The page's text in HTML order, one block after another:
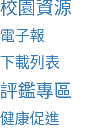
校園資源
電子報
下載列表
評鑑專區
健康促進